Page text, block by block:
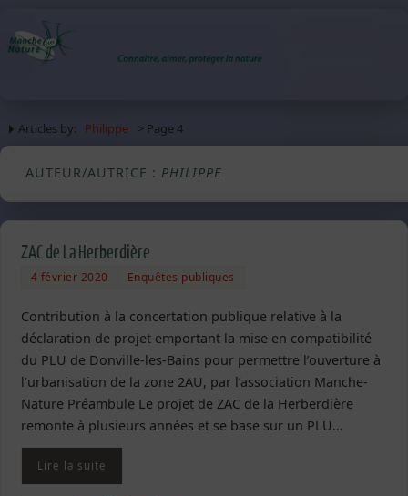
Articles by: Philippe > Page 4
AUTEUR/AUTRICE : PHILIPPE
ZAC de La Herberdière
4 février 2020 Enquêtes publiques
Contribution à la concertation publique relative à la
déclaration de projet emportant la mise en compatibilité
du PLU de Donville-les-Bains pour permettre l’ouverture à
l’urbanisation de la zone 2AU, par l’association Manche-
Nature Préambule Le projet de ZAC de la Herberdière
remonte à plusieurs années et se base sur un PLU…
Lire la suite